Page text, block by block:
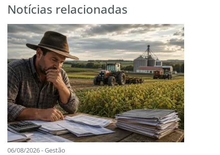
Notícias relacionadas
06/08/2026 - Gestão